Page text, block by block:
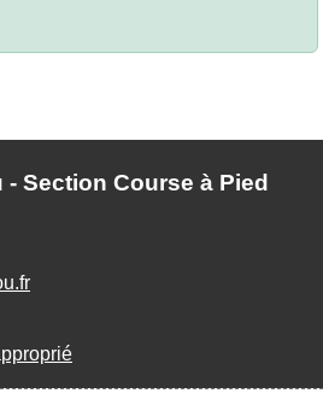
- Section Course à Pied